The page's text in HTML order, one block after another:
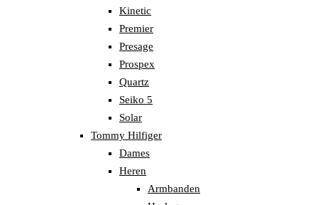
Kinetic
Premier
Presage
Prospex
Quartz
Seiko 5
Solar
Tommy Hilfiger
Dames
Heren
Armbanden